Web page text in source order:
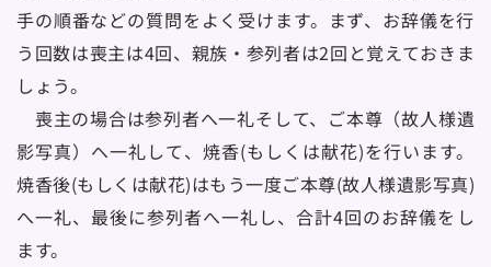
手の順番などの質問をよく受けます。まず、お辞儀を行
う回数は喪主は4回、親族・参列者は2回と覚えておきま
しょう。
喪主の場合は参列者へ一礼そして、ご本尊（故人様遺
影写真）へ一礼して、焼香(もしくは献花)を行います。
焼香後(もしくは献花)はもう一度ご本尊(故人様遺影写真)
へ一礼、最後に参列者へ一礼し、合計4回のお辞儀をし
ます。